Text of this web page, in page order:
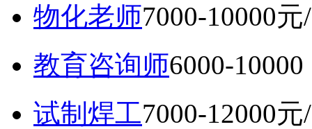
物化老师7000-10000元
教育咨询师6000-
试制焊工7000-12000元